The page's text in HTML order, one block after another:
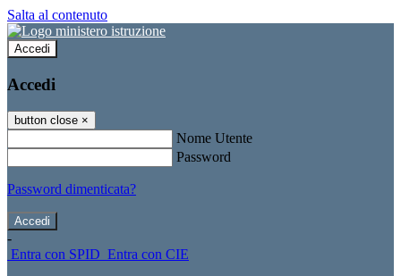
Salta al contenuto
Accedi
Accedi
button close ×
Nome Utente
Password
Password dimenticata?
-
Entra con SPID Entra con CIE